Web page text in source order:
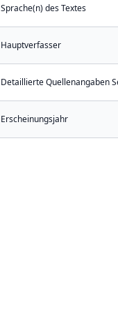
Sprache(n) des Textes
Hauptverfasser
Detaillierte Quellenangaben
Erscheinungsjahr